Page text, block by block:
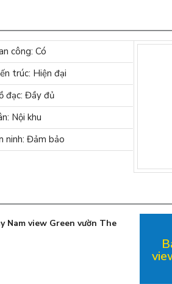
công: Có
trúc: Hiện đại
đạc: Đầy đủ
Nội khu
ninh: Đảm bảo
Nam view Green vườn The